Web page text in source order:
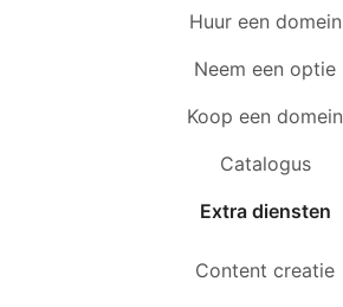
Huur een domein
Neem een optie
Koop een domein
Catalogus
Extra diensten
Content creatie